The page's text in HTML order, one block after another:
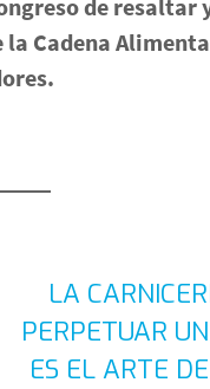
de resaltar
Cadena
LA
PERPETUAR
ES EL ARTE